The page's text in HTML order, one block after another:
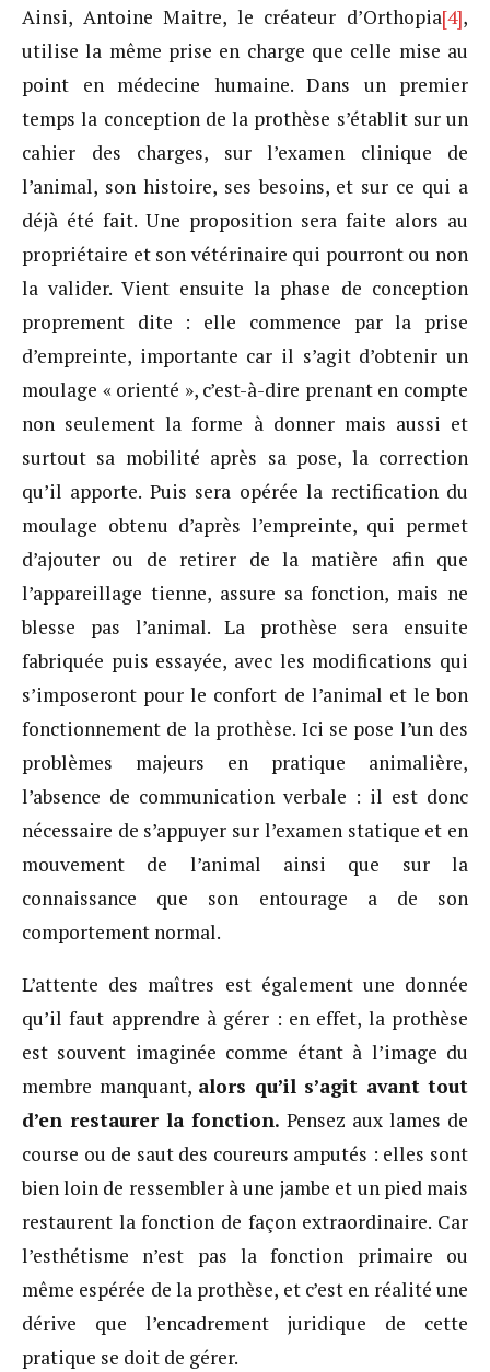
Ainsi, Antoine Maitre, le créateur d’Orthopia[4],
utilise la même prise en charge que celle mise au
point en médecine humaine. Dans un premier
temps la conception de la prothèse s’établit sur un
cahier des charges, sur l’examen clinique de
l’animal, son histoire, ses besoins, et sur ce qui a
déjà été fait. Une proposition sera faite alors au
propriétaire et son vétérinaire qui pourront ou non
la valider. Vient ensuite la phase de conception
proprement dite : elle commence par la prise
d’empreinte, importante car il s’agit d’obtenir un
moulage « orienté », c’est-à-dire prenant en compte
non seulement la forme à donner mais aussi et
surtout sa mobilité après sa pose, la correction
qu’il apporte. Puis sera opérée la rectification du
moulage obtenu d’après l’empreinte, qui permet
d’ajouter ou de retirer de la matière afin que
l’appareillage tienne, assure sa fonction, mais ne
blesse pas l’animal. La prothèse sera ensuite
fabriquée puis essayée, avec les modifications qui
s’imposeront pour le confort de l’animal et le bon
fonctionnement de la prothèse. Ici se pose l’un des
problèmes majeurs en pratique animalière,
l’absence de communication verbale : il est donc
nécessaire de s’appuyer sur l’examen statique et en
mouvement de l’animal ainsi que sur la
connaissance que son entourage a de son
comportement normal.
L’attente des maîtres est également une donnée
qu’il faut apprendre à gérer : en effet, la prothèse
est souvent imaginée comme étant à l’image du
membre manquant, alors qu’il s’agit avant tout
d’en restaurer la fonction. Pensez aux lames de
course ou de saut des coureurs amputés : elles sont
bien loin de ressembler à une jambe et un pied mais
restaurent la fonction de façon extraordinaire. Car
l’esthétisme n’est pas la fonction primaire ou
même espérée de la prothèse, et c’est en réalité une
dérive que l’encadrement juridique de cette
pratique se doit de gérer.